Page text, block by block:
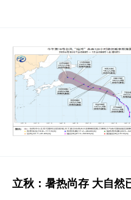
立秋：暑热尚存 大自然